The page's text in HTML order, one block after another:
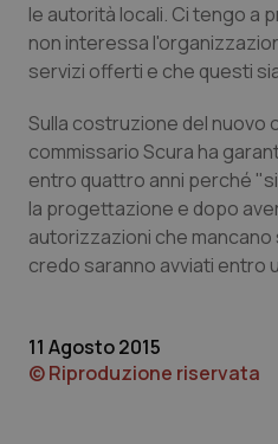
Provincia Autonoma
Provincia Autonoma
Puglia
Sardegna
Sicilia
Umbria
Infezioni & Febbre
Ipertensione &
Malattie rare
Malattia di Crohn &
Neuroscienze &
Oftalmologia
le autorità locali. Ci tengo a
non interessa
servizi offerti e che questi
Sulla costruzione del nuovo
commissario Scura ha
entro quattro anni perché
la progettazione e dopo
autorizzazioni che mancano
credo saranno avviati entro
11 Agosto 2015
© Riproduzione riservata